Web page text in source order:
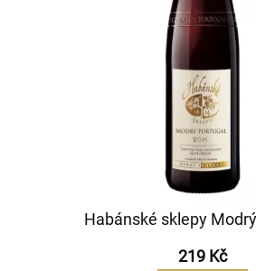
Habánské sklepy
219 Kč